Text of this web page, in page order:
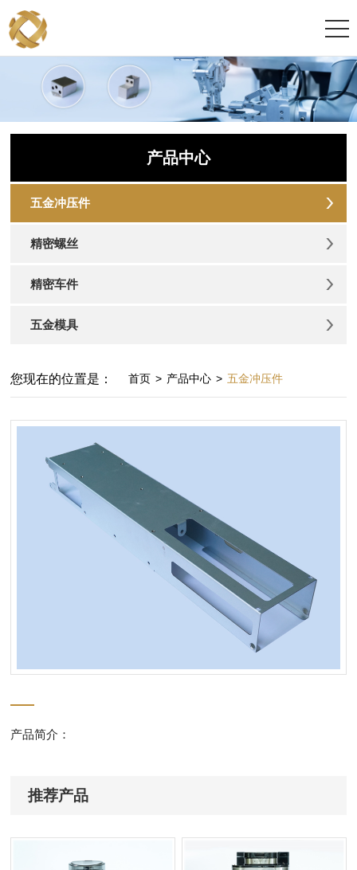
产品中心
五金冲压件
精密螺丝
精密车件
五金模具
您现在的位置是： 首页 > 产品中心 > 五金冲压件
产品简介：
推荐产品